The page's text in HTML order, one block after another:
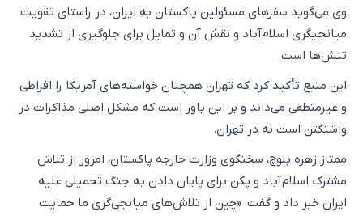
وی می‌گوید سفرهای مسئولین پاکستان به ایران، در راستای تقویت
میانجیگری اسلام‌آباد و نقش آن و تمایل برای جلوگیری از تشدید
تنش‌ها است.
این منبع تأکید کرد که تهران همچنان خواسته‌های آمریکا را افراطی
و غیرمنطقی می‌داند و بر این باور است که مشکل اصلی مذاکرات در
واشنگتن است نه در تهران.
ممتاز زهره بلوچ، سخنگوی وزارت خارجه پاکستان، امروز از تلاش
مشترک اسلام‌آباد و پکن برای پایان دادن به جنگ تحمیلی علیه
ایران خبر داد و گفت: «چین از تلاش‌های میانجی‌گری ما حمایت